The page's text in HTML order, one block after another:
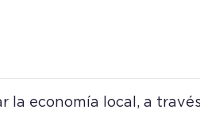
la economía local, a